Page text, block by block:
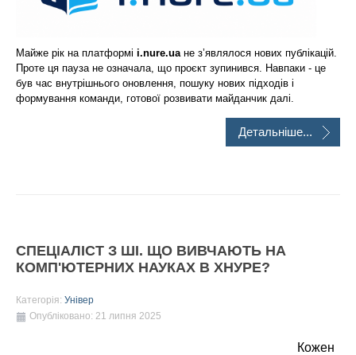
Майже рік на платформі i.nure.uaне з’являлося нових публікацій.
Проте ця пауза не означала, що проєкт зупинився. Навпаки - це
був час внутрішнього оновлення, пошуку нових підходів і
формування команди, готової розвивати майданчик далі.
Детальніше...
СПЕЦІАЛІСТ З ШІ. ЩО ВИВЧАЮТЬ НА
КОМП'ЮТЕРНИХ НАУКАХ В ХНУРЕ?
Категорія: Універ
Опубліковано: 21 липня 2025
Кожен